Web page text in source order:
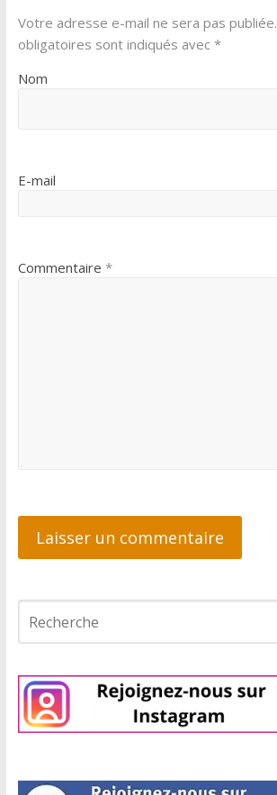
Votre adresse e-mail ne sera pas publiée.
obligatoires sont indiqués avec *
Nom
E-mail
Commentaire *